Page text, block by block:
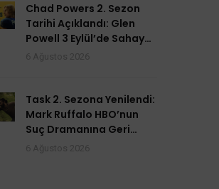
Chad Powers 2. Sezon
Tarihi Açıklandı: Glen
Powell 3 Eylül’de Sahaya
Task 2. Sezona Yenilendi:
Mark Ruffalo HBO’nun
Suç Dramanına Geri